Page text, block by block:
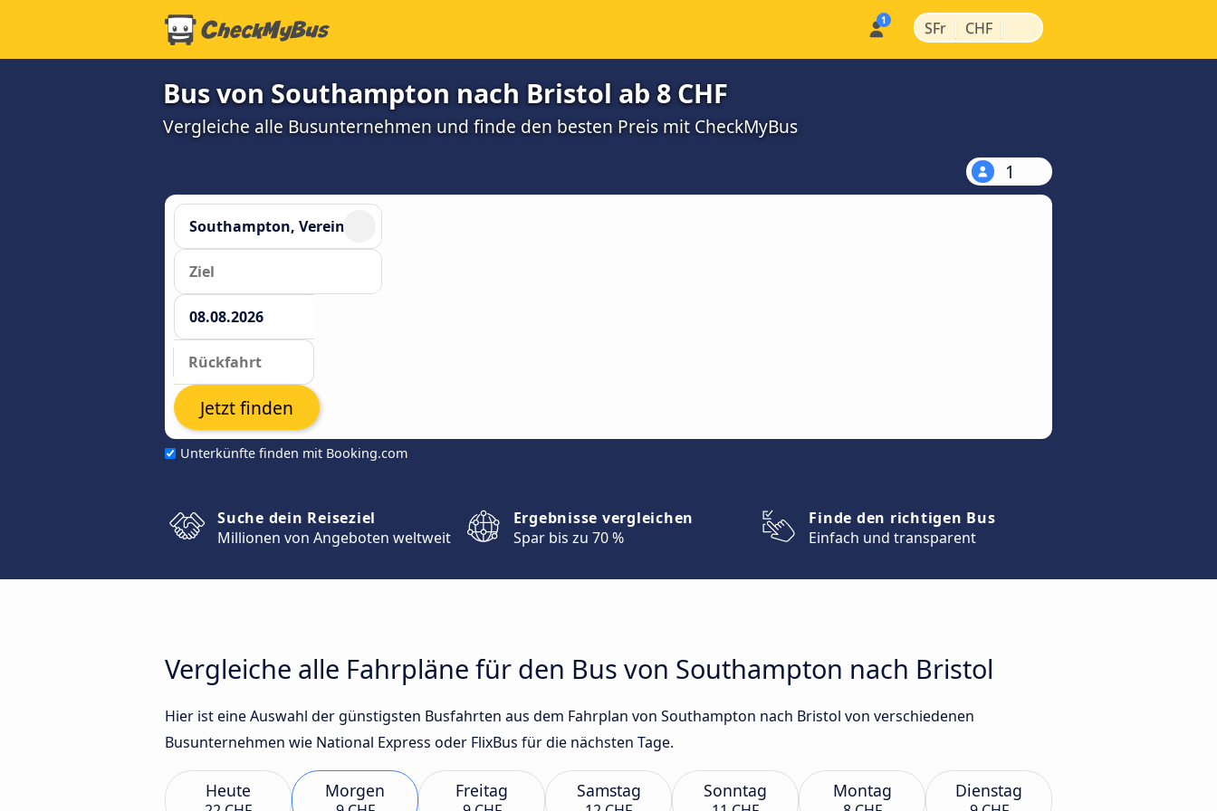
SFr | CHF |
Bus von Southampton nach Bristol ab 8 CHF
Vergleiche alle Busunternehmen und finde den besten Preis mit CheckMyBus
1
Unterkünfte finden mit Booking.com
Jetzt finden
Suche dein Reiseziel
Millionen von Angeboten weltweit
Ergebnisse vergleichen
Spar bis zu 70 %
Finde den richtigen Bus
Einfach und transparent
Vergleiche alle Fahrpläne für den Bus von Southampton nach Bristol
Hier ist eine Auswahl der günstigsten Busfahrten aus dem Fahrplan von Southampton nach Bristol von verschiedenen
Busunternehmen wie National Express oder FlixBus für die nächsten Tage.
Heute Morgen Freitag Samstag Sonntag Montag Dienstag